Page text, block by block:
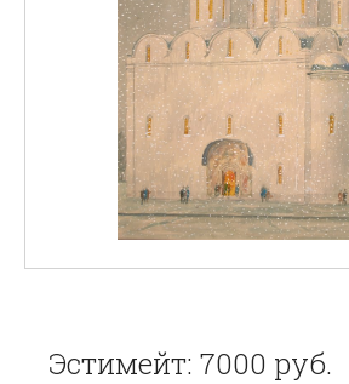
Эстимейт: 7000 руб.